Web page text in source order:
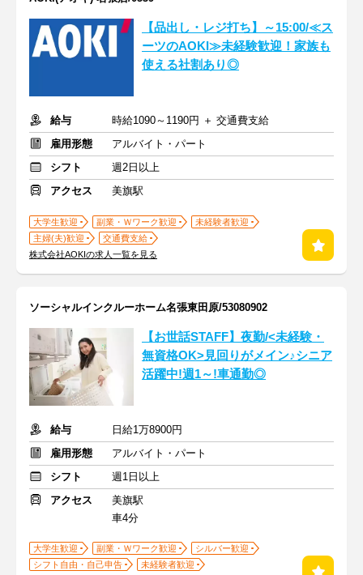
【品出し・レジ打ち】～15:00/≪ス
ーツのAOKI≫未経験歓迎！家族も
使える社割あり◎
給与
時給1090～1190円 ＋ 交通費支給
雇用形態
アルバイト・パート
シフト
週2日以上
アクセス
美旗駅
大学生歓迎 副業・Ｗワーク歓迎
未経験者歓迎
主婦(夫)歓迎
交通費支給
株式会社AOKIの求人一覧を見る
ソーシャルインクルーホーム名張東田原/53080902
【お世話STAFF】夜勤/<未経験・
無資格OK>見回りがメイン♪シニア
活躍中!週1～!車通勤◎
給与
日給1万8900円
雇用形態
アルバイト・パート
シフト
週1日以上
アクセス
美旗駅
車4分
大学生歓迎 副業・Ｗワーク歓迎
シルバー歓迎
シフト自由・自己申告
未経験者歓迎